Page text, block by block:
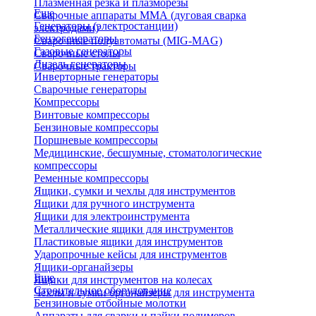
Плазменная резка и плазморезы
Сварочные аппараты ММА (дуговая сварка
электродами)
Сварочные полуавтоматы (MIG-MAG)
Сварочные столы
Сварочные тракторы
Еще
Генераторы (электростанции)
Бензогенераторы
Газовые генераторы
Дизель генераторы
Инверторные генераторы
Сварочные генераторы
Компрессоры
Винтовые компрессоры
Бензиновые компрессоры
Поршневые компрессоры
Медицинские, бесшумные, стоматологические
компрессоры
Ременные компрессоры
Ящики, сумки и чехлы для инструментов
Ящики для ручного инструмента
Ящики для электроинструмента
Металлические ящики для инструментов
Пластиковые ящики для инструментов
Ударопрочные кейсы для инструментов
Ящики-органайзеры
Ящики для инструментов на колесах
Чехлы и сумки органайзеры для инструмента
Еще
Строительное оборудование
Бензиновые отбойные молотки